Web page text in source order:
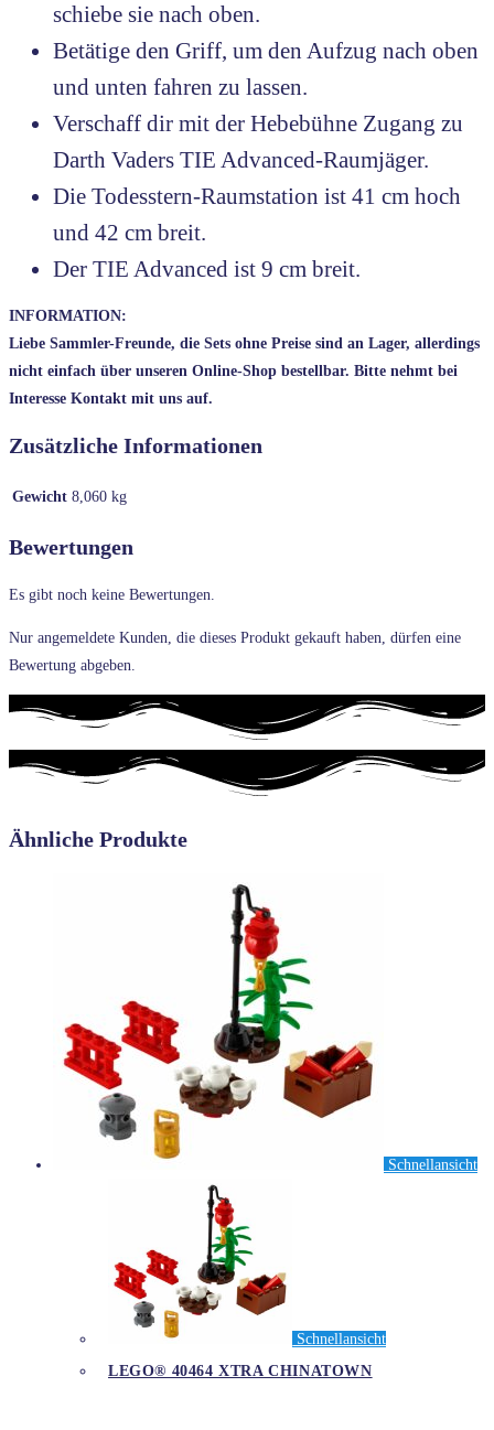
schiebe sie nach oben.
Betätige den Griff, um den Aufzug nach oben
und unten fahren zu lassen.
Verschaff dir mit der Hebebühne Zugang zu
Darth Vaders TIE Advanced-Raumjäger.
Die Todesstern-Raumstation ist 41 cm hoch
und 42 cm breit.
Der TIE Advanced ist 9 cm breit.
INFORMATION:
Liebe Sammler-Freunde, die Sets ohne Preise sind an Lager, allerdings
nicht einfach über unseren Online-Shop bestellbar. Bitte nehmt bei
Interesse Kontakt mit uns auf.
Zusätzliche Informationen
Gewicht 8,060 kg
Bewertungen
Es gibt noch keine Bewertungen.
Nur angemeldete Kunden, die dieses Produkt gekauft haben, dürfen eine
Bewertung abgeben.
Ähnliche Produkte
Schnellansicht
Schnellansicht
LEGO® 40464 XTRA CHINATOWN